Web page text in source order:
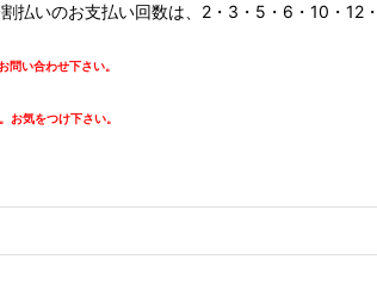
いのお支払い回数は、2・3・5・6・10・12
い合わせ下さい。
気をつけ下さい。